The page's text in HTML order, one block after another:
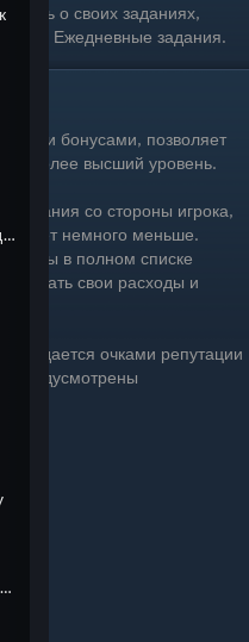
Гонка GTA / по [суше, воде, воздуху] / на мотоциклах
Захват: [Налёт, Удержание, Противостояние (contend), GTA]
о своих заданиях,
(М) → Ежедневные задания.
бонусами, позволяет
более высший уровень.
со стороны игрока,
будет немного меньше.
в полном списке
свои расходы и
очками репутации
предусмотрены